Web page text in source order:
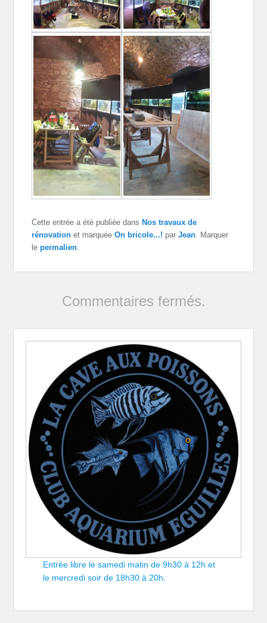
Cette entrée a été publiée dans Nos travaux de
rénovation et marquéeOn bricole...! parJean . Marquer
lepermalien
Commentaires fermés.
Entrée libre le samedi matin de 9h30 à 12h et
le mercredi soir de 18h30 à 20h.